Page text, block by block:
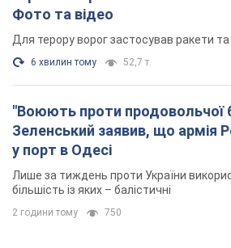
Фото та відео
Для терору ворог застосував ракети
6 хвилин тому 52,7 т.
"Воюють проти продовольчої
Зеленський заявив, що армія
у порт в Одесі
Лише за тиждень проти України
більшість із яких – балістичні
2 години тому 750